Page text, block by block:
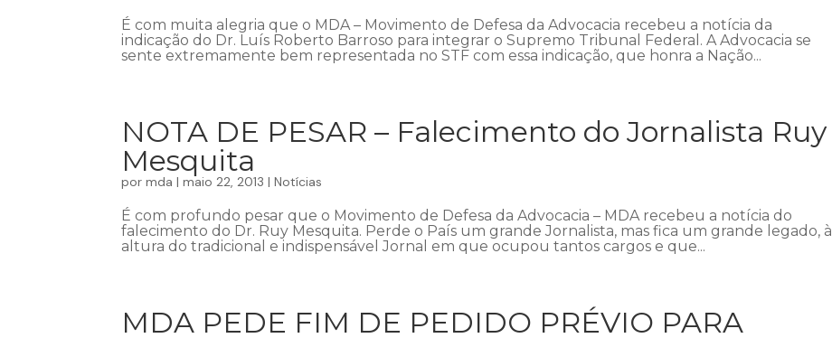
É com muita alegria que o MDA – Movimento de Defesa da Advocacia recebeu a notícia da
indicação do Dr. Luís Roberto Barroso para integrar o Supremo Tribunal Federal. A Advocacia se
sente extremamente bem representada no STF com essa indicação, que honra a Nação...
NOTA DE PESAR – Falecimento do Jornalista Ruy
Mesquita
pormda |maio 22, 2013 |Notícias
É com profundo pesar que o Movimento de Defesa da Advocacia – MDA recebeu a notícia do
falecimento do Dr. Ruy Mesquita. Perde o País um grande Jornalista, mas fica um grande legado, à
altura do tradicional e indispensável Jornal em que ocupou tantos cargos e que...
MDA PEDE FIM DE PEDIDO PRÉVIO PARA